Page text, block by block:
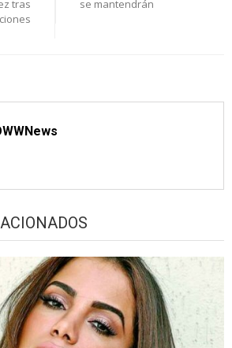
tras
se mantendrán